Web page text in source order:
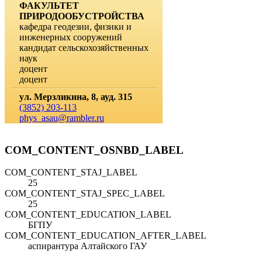
ФАКУЛЬТЕТ
ПРИРОДООБУСТРОЙСТВА
кафедра геодезии, физики и
инженерных сооружений
кандидат сельскохозяйственных
наук
доцент
доцент
ул. Мерзликина, 8, ауд. 315
(3852) 203-113
phys_asau@rambler.ru
COM_CONTENT_OSNBD_LABEL
COM_CONTENT_STAJ_LABEL
25
COM_CONTENT_STAJ_SPEC_LABEL
25
COM_CONTENT_EDUCATION_LABEL
БГПУ
COM_CONTENT_EDUCATION_AFTER_LABEL
аспирантура Алтайского ГАУ